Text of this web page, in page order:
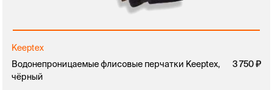
Keeptex
Водонепроницаемые флисовые перчатки Keeptex,
чёрный
3 750